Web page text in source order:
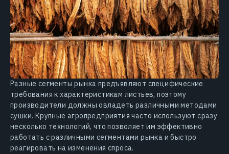
Разные сегменты рынка предъявляют специфические
требования к характеристикам листьев, поэтому
производители должны овладеть различными методами
сушки. Крупные агропредприятия часто используют сразу
несколько технологий, что позволяет им эффективно
работать с различными сегментами рынка и быстро
реагировать на изменения спроса.